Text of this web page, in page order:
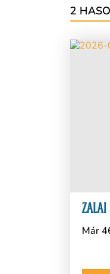
2
Már